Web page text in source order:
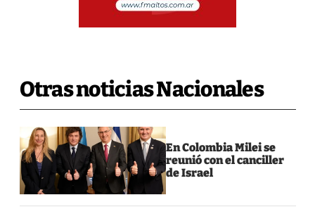
Otras noticias Nacionales
En Colombia Milei se
reunió con el canciller
de Israel